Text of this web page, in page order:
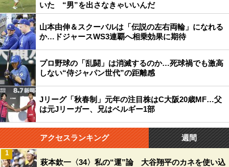
いた “男”を出さなきゃいいんだ
山本由伸＆スクーバルは「伝説の左右両輪」になれる
か…ドジャースWS3連覇へ相乗効果に期待
プロ野球の「乱闘」は消滅するのか…死球禍でも激高
しない“侍ジャパン世代”の距離感
Jリーグ「秋春制」元年の注目株はC大阪20歳MF…父
は元Jリーガー、兄はベルギー1部
アクセスランキング 週間
萩本欽一〈34〉私の“運”論 大谷翔平のカネを使い込
1